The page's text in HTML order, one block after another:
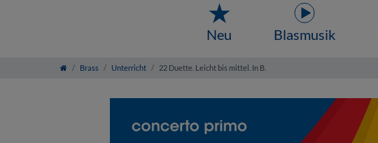
Neu Blasmusik
Brass Unterricht 22 Duette. Leicht bis mittel. In B.